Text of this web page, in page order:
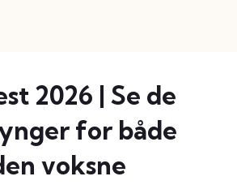
2026 | Se de
for både
voksne